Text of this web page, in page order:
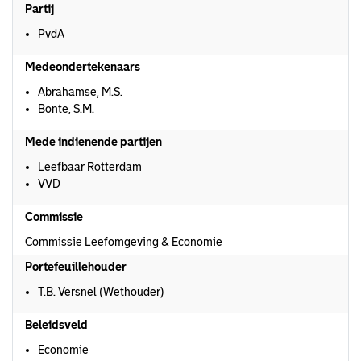
Partij
PvdA
Medeondertekenaars
Abrahamse, M.S.
Bonte, S.M.
Mede indienende partijen
Leefbaar Rotterdam
VVD
Commissie
Commissie Leefomgeving & Economie
Portefeuillehouder
T.B. Versnel (Wethouder)
Beleidsveld
Economie